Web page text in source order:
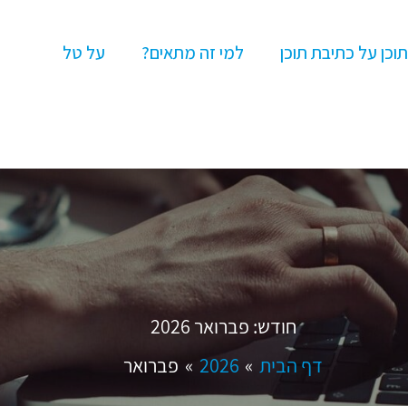
תוכן על כתיבת תוכן למי זה מתאים? על טל
חודש: פברואר 2026
דף הבית
2026 פברואר